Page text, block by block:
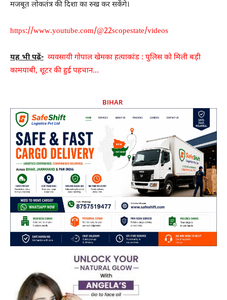
मजबूत लोकतंत्र की दिशा का रुख कर सकेंगे।
https://www.youtube.com/@22scopestate/videos
यह भी पढ़ें- व्यवसायी गोपाल खेमका हत्याकांड : पुलिस को मिली बड़ी
कामयाबी, शूटर की हुई पहचान…
BIHAR